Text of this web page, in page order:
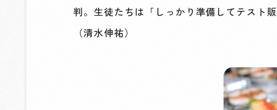
判。生徒たちは「しっかり準備してテスト
（清水伸祐）